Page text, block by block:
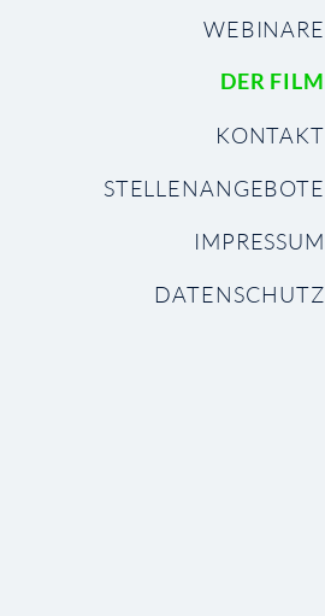
WEBINARE
DER FILM
KONTAKT
STELLENANGEBOTE
IMPRESSUM
DATENSCHUTZ